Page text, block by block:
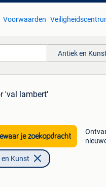
Voorwaarden
Antiek en Kunst
'val lambert'
je zoekopdracht
Kunst